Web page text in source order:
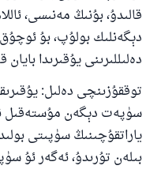
قالىدۇ، بۇنىڭ مەنىسى،
دېگەنلىك بولۇپ، بۇ
دەلىللىرىنى يۇقىرىدا
توققۇزىنچى دەلىل:
سۈپەت دېگەن مۇستەقىل
ياراتقۇچىنىڭ سۈپىتى
بىلەن تۇرىدۇ، ئەگەر ئۇ